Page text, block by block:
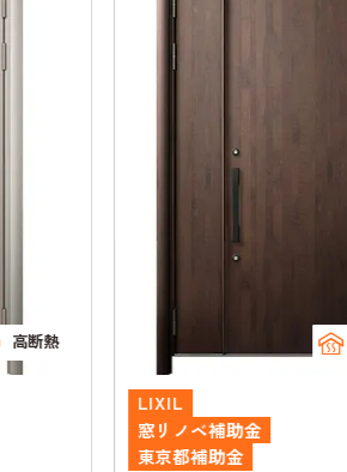
高断熱
LIXIL
窓リノベ補助金
東京都補助金